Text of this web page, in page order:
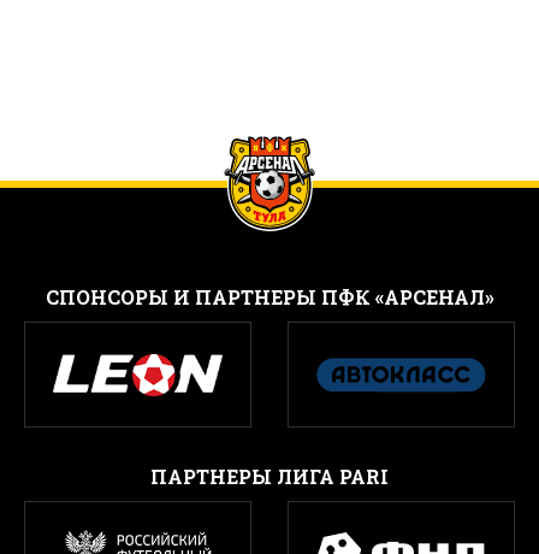
CПОНСОРЫ И ПАРТНЕРЫ ПФК «АРСЕНАЛ»
ПАРТНЕРЫ ЛИГА PARI